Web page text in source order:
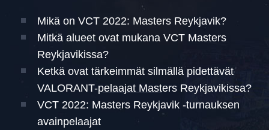
Mikä on VCT 2022: Masters Reykjavik?
Mitkä alueet ovat mukana VCT Masters
Reykjavikissa?
Ketkä ovat tärkeimmät silmällä pidettävät
VALORANT-pelaajat Masters Reykjavikissa?
VCT 2022: Masters Reykjavik -turnauksen
avainpelaajat